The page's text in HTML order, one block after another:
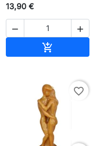
13,90 €
 

favorite_border